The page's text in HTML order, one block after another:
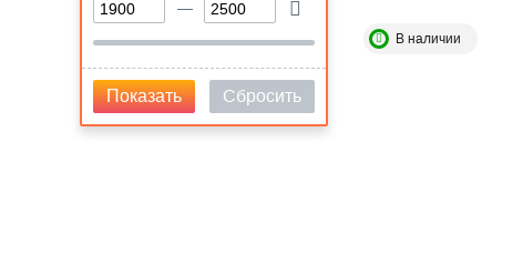
Показать Сбросить
В наличии